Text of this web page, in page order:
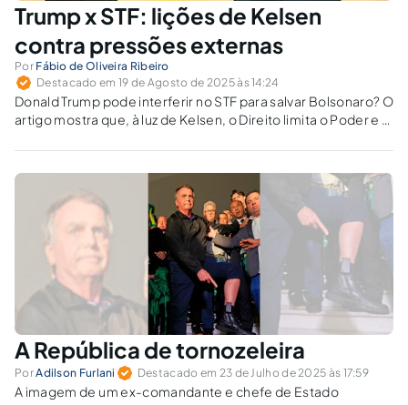
Trump x STF: lições de Kelsen
contra pressões externas
Por Fábio de Oliveira Ribeiro
Destacado em 19 de Agosto de 2025 às 14:24
Donald Trump pode interferir no STF para salvar Bolsonaro? O
artigo mostra que, à luz de Kelsen, o Direito limita o Poder e a
A República de tornozeleira
PorAdilson Furlani Destacado em 23 de Julho de 2025 às 17:59
A imagem de um ex-comandante e chefe de Estado